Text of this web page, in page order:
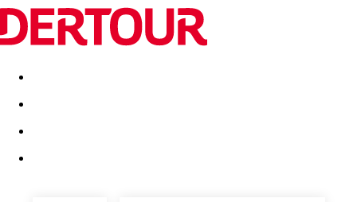
Destinatii Vacanta perfecta OFERTE DE NERATAT